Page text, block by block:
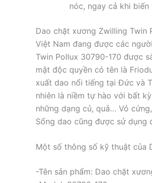
nóc, ngay cả khi
Dao chặt xương Zwilling Twin
Việt Nam đang được các
Twin Pollux 30790-170 được
mật độc quyền có tên là
xuất dao nổi tiếng tại Đức và
nhiên là niềm tự hào với bất
những dạng củ, quả… Vỏ
Sống dao cũng được sử dụng
Một số thông số kỹ thuật của
-Tên sản phẩm: Dao chặt